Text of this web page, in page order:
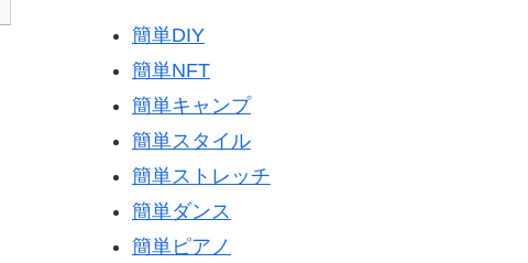
簡単DIY
簡単NFT
簡単キャンプ
簡単スタイル
簡単ストレッチ
簡単ダンス
簡単ピアノ